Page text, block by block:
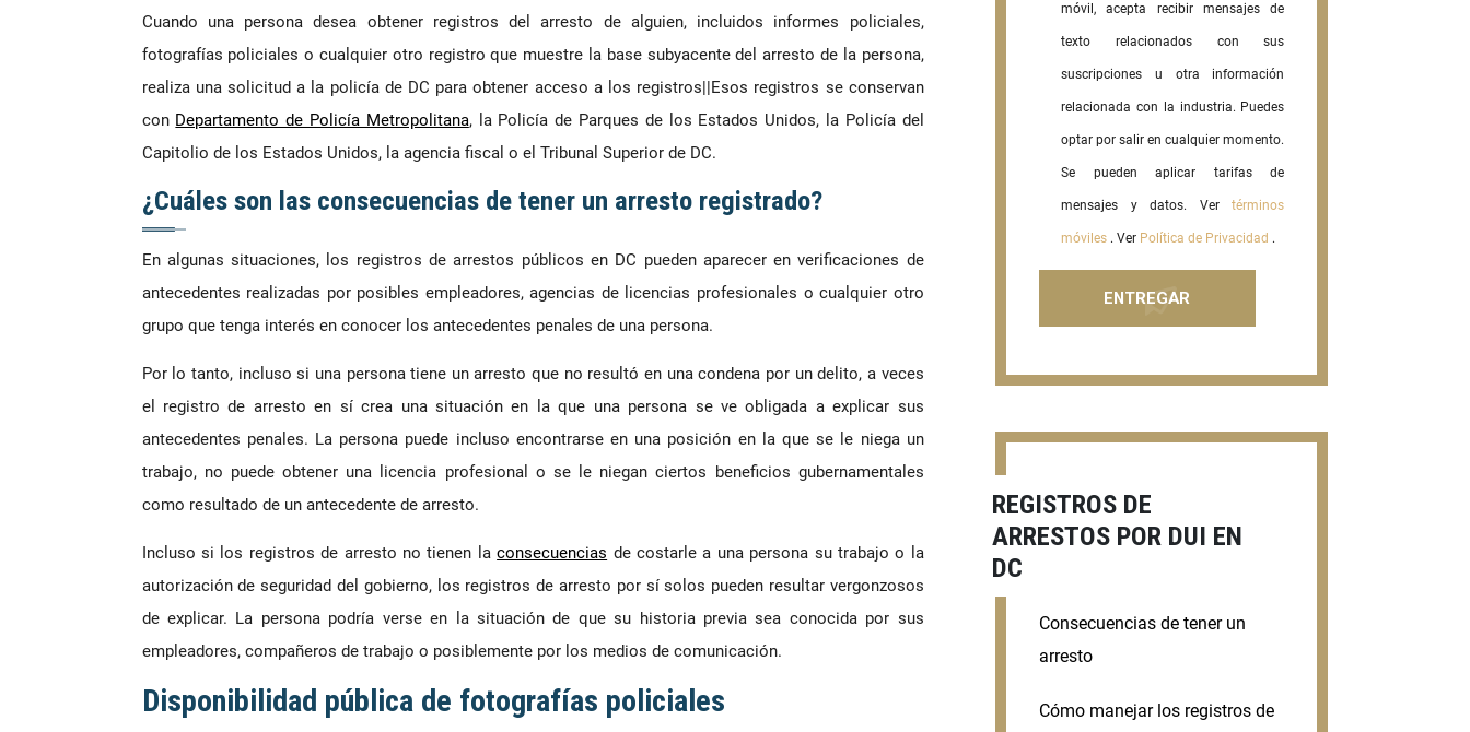
Cuando una persona desea obtener registros del arresto de alguien, incluidos informes policiales,
fotografías policiales o cualquier otro registro que muestre la base subyacente del arresto de la persona,
realiza una solicitud a la policía de DC para obtener acceso a los registros||Esos registros se conservan
con Departamento de Policía Metropolitana, la Policía de Parques de los Estados Unidos, la Policía del
Capitolio de los Estados Unidos, la agencia fiscal o el Tribunal Superior de DC.
¿Cuáles son las consecuencias de tener un arresto registrado?
En algunas situaciones, los registros de arrestos públicos en DC pueden aparecer en verificaciones de
antecedentes realizadas por posibles empleadores, agencias de licencias profesionales o cualquier otro
grupo que tenga interés en conocer los antecedentes penales de una persona.
Por lo tanto, incluso si una persona tiene un arresto que no resultó en una condena por un delito, a veces
el registro de arresto en sí crea una situación en la que una persona se ve obligada a explicar sus
antecedentes penales. La persona puede incluso encontrarse en una posición en la que se le niega un
trabajo, no puede obtener una licencia profesional o se le niegan ciertos beneficios gubernamentales
como resultado de un antecedente de arresto.
Incluso si los registros de arresto no tienen laconsecuencias de costarle a una persona su trabajo o la
autorización de seguridad del gobierno, los registros de arresto por sí solos pueden resultar vergonzosos
de explicar. La persona podría verse en la situación de que su historia previa sea conocida por sus
empleadores, compañeros de trabajo o posiblemente por los medios de comunicación.
Disponibilidad pública de fotografías policiales
móvil, acepta recibir mensajes de
texto relacionados con sus
suscripciones u otra información
relacionada con la industria. Puedes
optar por salir en cualquier momento.
Se pueden aplicar tarifas de
mensajes y datos. Vertérminos
móviles . Ver Política de Privacidad .
REGISTROS DE
ARRESTOS POR DUI EN
DC
Consecuencias de tener un
arresto
Cómo manejar los registros de